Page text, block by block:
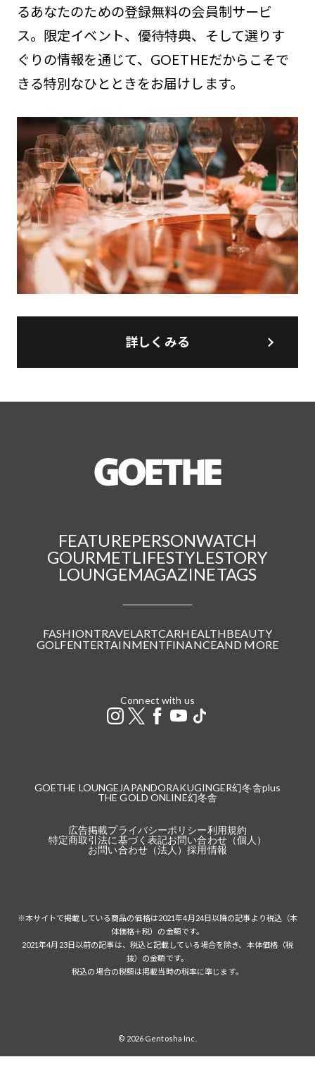
るあなたのための登録無料の会員制サービ
ス。限定イベント、優待特典、そして選りす
ぐりの情報を通じて、GOETHEだからこそで
きる特別なひとときをお届けします。
詳しくみる
FEATUREPERSONWATCH
GOURMETLIFESTYLESTORY
LOUNGEMAGAZINETAGS
FASHIONTRAVELARTCARHEALTHBEAUTY
GOLFENTERTAINMENTFINANCEAND MORE
Connect with us
GOETHE LOUNGE JAPANDORAKUGINGER幻冬舎plus
THE GOLD ONLINE幻冬舎
広告掲載プライバシーポリシー利用規約
特定商取引法に基づく表記お問い合わせ（個人）
お問い合わせ（法人）採用情報
※本サイトで掲載している商品の価格は2021年4月24日以降の記事より税込（本
体価格＋税）の金額です。
2021年4月23日以前の記事は、税込と記載している場合を除き、本体価格（税
抜）の金額です。
税込の場合の税額は掲載当時の税率に準じます。
© 2026 Gentosha Inc.